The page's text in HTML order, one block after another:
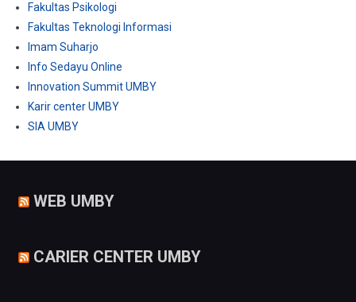
Fakultas Psikologi
Fakultas Teknologi Informasi
Imam Suharjo
Info Sedayu Online
Innovation Summit UMBY
Karir center UMBY
SIA UMBY
WEB UMBY
CARIER CENTER UMBY